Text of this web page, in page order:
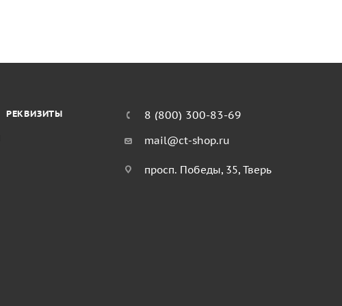
РЕКВИЗИТЫ 8 (800) 300-83-69
mail@ct-shop.ru
просп. Победы, 35, Тверь